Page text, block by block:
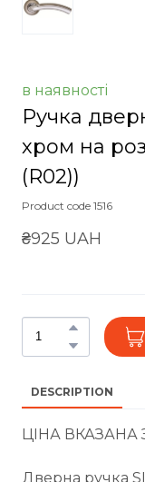
в наявності
Ручка
хром на
(R02))
Product code 1516
₴925 UAH
DESCRIPTION
ЦІНА ВКАЗАНА
Дверна ручка